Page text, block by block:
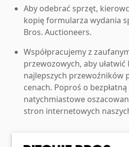
Aby odebrać sprzęt,
kopię formularza wydania
Bros. Auctioneers.
Współpracujemy z
przewozowych, aby
najlepszych przewoźników
cenach. Poproś o
natychmiastowe
stron internetowych